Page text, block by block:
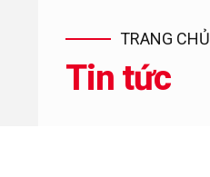
TRANG CHỦ
Tin tức